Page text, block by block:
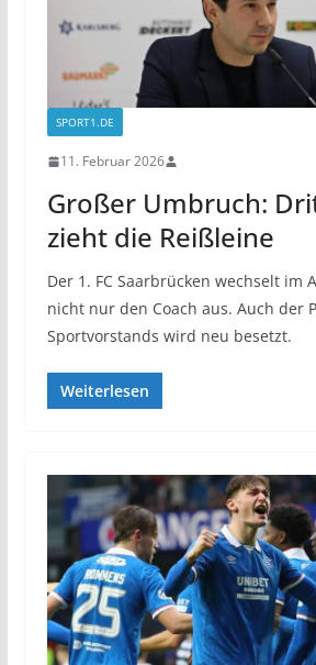
SPORT1.DE
11. Februar 2026
Großer Umbruch:
zieht die Reißleine
Der 1. FC Saarbrücken wechselt im
nicht nur den Coach aus. Auch der
Sportvorstands wird neu besetzt.
Weiterlesen